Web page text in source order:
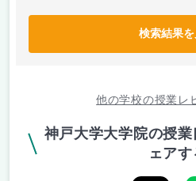
検索結果
他の学校の授業レ
神戸大学大学院の授
ェアす